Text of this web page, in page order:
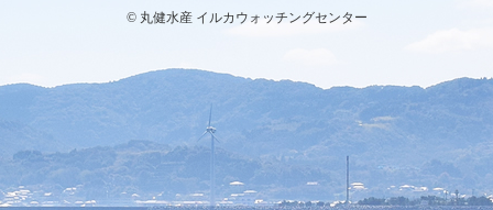
© 丸健水産 イルカウォッチングセンター